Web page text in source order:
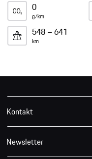
0
g/km
548 – 641
km
Kontakt
Newsletter